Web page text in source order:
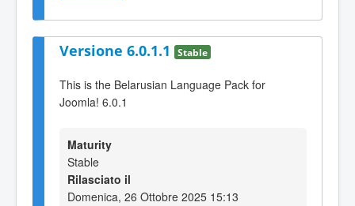
Versione 6.0.1.1 Stable
This is the Belarusian Language Pack for
Joomla! 6.0.1
Maturity
Stable
Rilasciato il
Domenica, 26 Ottobre 2025 15:13